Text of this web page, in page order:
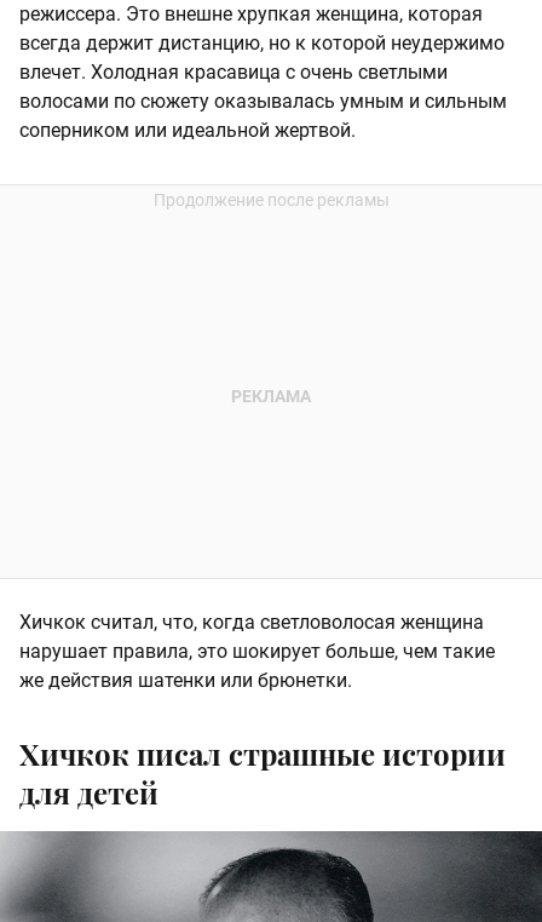
режиссера. Это внешне хрупкая женщина, которая
всегда держит дистанцию, но к которой неудержимо
влечет. Холодная красавица с очень светлыми
волосами по сюжету оказывалась умным и сильным
соперником или идеальной жертвой.
Хичкок считал, что, когда светловолосая женщина
нарушает правила, это шокирует больше, чем такие
же действия шатенки или брюнетки.
Хичкок писал страшные истории
для детей